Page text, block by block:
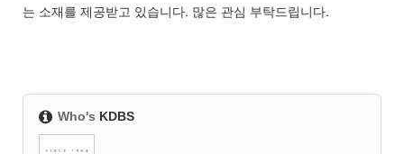
는 소재를 제공받고 있습니다. 많은 관심 부탁드립니다.
Who's KDBS